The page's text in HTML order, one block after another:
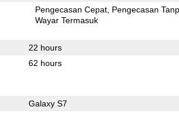
Pengecasan Cepat Pengecasan
Wayar Termasuk
22 hours
62 hours
Galaxy S7